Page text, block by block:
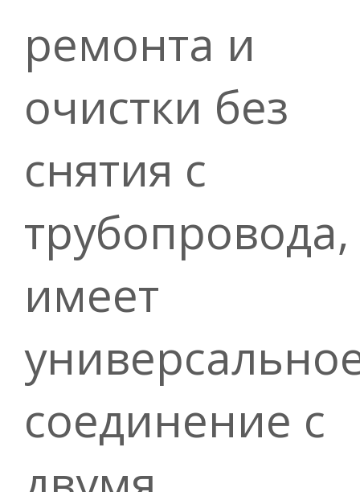
ремонта и
очистки без
снятия с
трубопровода,
имеет
соединение с